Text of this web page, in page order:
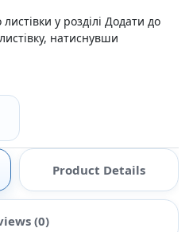
у розділі Додати до
натиснувши
Product Details
(0)